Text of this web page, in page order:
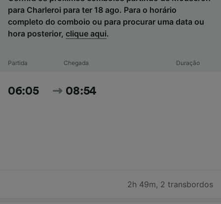
para Charleroi para ter 18 ago. Para o horário
completo do comboio ou para procurar uma data ou
hora posterior, clique aqui.
Partida Chegada Duração
06:05 08:54
2h 49m, 2 transbordos